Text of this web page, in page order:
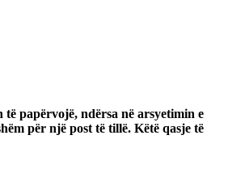
papërvojë, ndërsa në arsyetimin e
për një post të tillë. Këtë qasje të